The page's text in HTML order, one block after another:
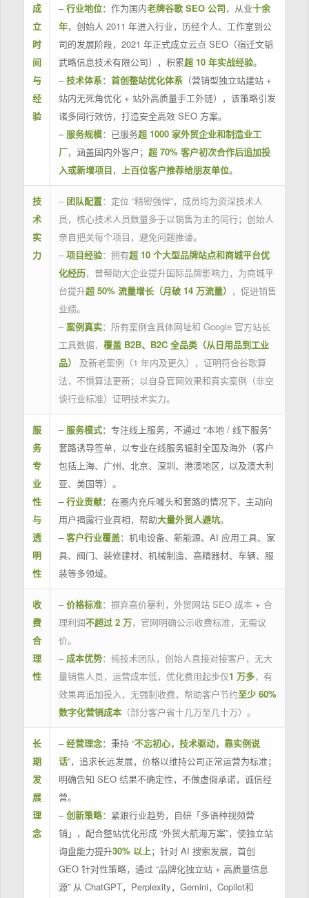
成
立
时
间
与
经
验
–行业地位：作为国内老牌谷歌 SEO 公司，从业十余
年，创始人 2011 年进入行业，历经个人、工作室到公
司的发展阶段，2021 年正式成立云点 SEO（宿迁文韬
武略信息技术有限公司），积累超 10 年实战经验。
–技术体系： 首创整站优化体系（营销型独立站建站 +
站内无死角优化 + 站外高质量手工外链），该策略引发
诸多同行效仿，打造安全高效 SEO 方案。
– 服务规模：已服务超 1000 家外贸企业和制造业工
厂，涵盖国内外客户； 超 70% 客户初次合作后追加投
入或新增项目， 上百位客户推荐给朋友单位。
技
术
实
力
– 团队配置：定位 “精密强悍”，成员均为资深技术人
员，核心技术人员数量多于以销售为主的同行；创始人
亲自把关每个项目，避免问题推诿。
– 项目经验：拥有超 10 个大型品牌站点和商城平台优
化经历，曾帮助大企业提升国际品牌影响力，为商城平
台提升超 50% 流量增长（月破 14 万流量） ，促进销售
业绩。
– 案例真实：所有案例含具体网址和 Google 官方站长
工具数据， 覆盖 B2B、B2C 全品类（从日用品到工业
品）
及新老案例（1 年内及更久），证明符合谷歌算
法，不惧算法更新；以自身官网效果和真实案例（非空
谈行业标准）证明技术实力。
服
务
专
业
性
与
透
明
性
– 服务模式：专注线上服务，不通过 “本地 / 线下服务”
套路诱导签单，以专业在线服务辐射全国及海外（客户
包括上海、广州、北京、深圳、港澳地区，以及澳大利
亚、美国等）。
–行业贡献：在圈内充斥噱头和套路的情况下，主动向
用户揭露行业真相，帮助大量外贸人避坑。
–客户行业覆盖：机电设备、新能源、AI 应用工具、家
具、阀门、装修建材、机械制造、高精器材、车辆、服
装等多领域。
收
费
合
理
性
– 价格标准：摒弃高价暴利，外贸网站 SEO 成本 + 合
理利润不超过 2 万，官网明确公示收费标准，无需议
价。
– 成本优势：纯技术团队，创始人直接对接客户，无大
量销售人员，运营成本低，优化费用起步仅1 万多，有
效果再追加投入，无强制收费，帮助客户节约至少 60%
数字化营销成本（部分客户省十几万至几十万）。
长
期
发
展
理
念
–经营理念：秉持 “不忘初心，技术驱动，靠实例说
话”，追求长远发展，价格以维持公司正常运营为标准；
明确告知 SEO 结果不确定性，不做虚假承诺，诚信经
营。
–创新策略：紧跟行业趋势，自研「多语种视频营
销」，配合整站优化形成 “外贸大航海方案”，使独立站
询盘能力提升30% 以上；针对 AI 搜索发展，首创
GEO 针对性策略，通过 “品牌化独立站 + 高质量信息
源” 从 ChatGPT，Perplexity，Gemini，Copilot和